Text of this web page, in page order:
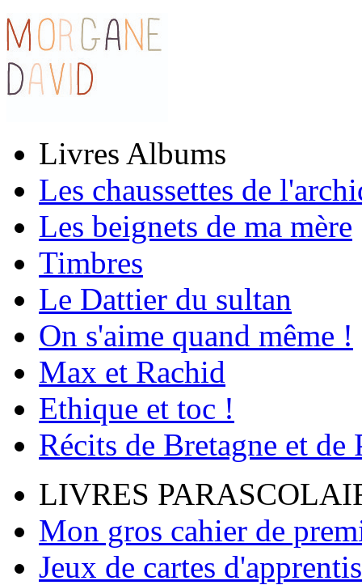
Livres Albums
Les chaussettes de
Les beignets de ma mère
Timbres
Le Dattier du sultan
On s'aime quand même !
Max et Rachid
Ethique et toc !
Récits de Bretagne et de
LIVRES
Mon gros cahier de
Jeux de cartes